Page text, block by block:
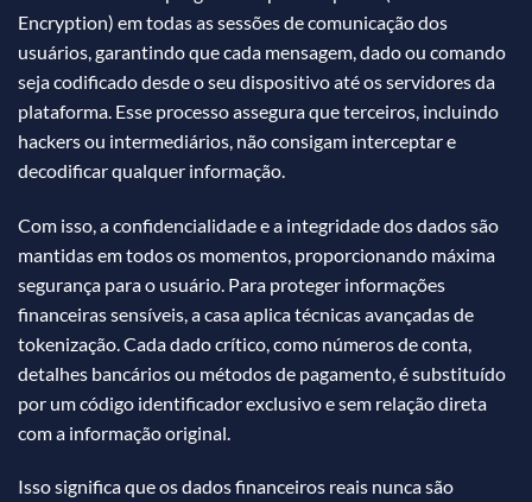
Encryption) em todas as sessões de comunicação dos
usuários, garantindo que cada mensagem, dado ou comando
seja codificado desde o seu dispositivo até os servidores da
plataforma. Esse processo assegura que terceiros, incluindo
hackers ou intermediários, não consigam interceptar e
decodificar qualquer informação.
Com isso, a confidencialidade e a integridade dos dados são
mantidas em todos os momentos, proporcionando máxima
segurança para o usuário. Para proteger informações
financeiras sensíveis, a casa aplica técnicas avançadas de
tokenização. Cada dado crítico, como números de conta,
detalhes bancários ou métodos de pagamento, é substituído
por um código identificador exclusivo e sem relação direta
com a informação original.
Isso significa que os dados financeiros reais nunca são